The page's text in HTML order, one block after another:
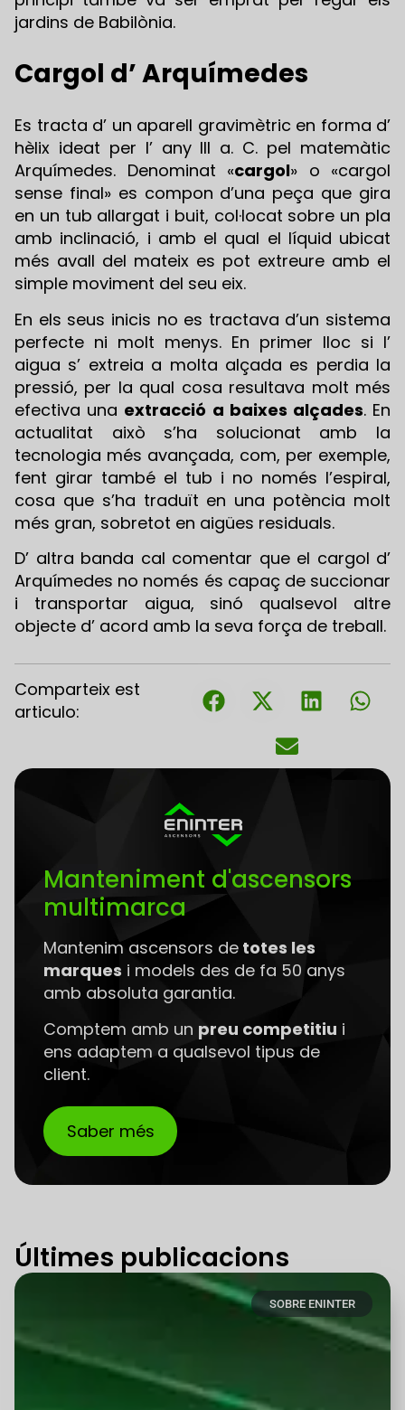
jardins de Babilònia.
Cargol d’ Arquímedes
Es tracta d’ un aparell gravimètric en forma d’
hèlix ideat per l’ any III a. C. pel matemàtic
Arquímedes. Denominat «cargol» o «cargol
sense final» es compon d’una peça que gira
en un tub allargat i buit, col·locat sobre un pla
amb inclinació, i amb el qual el líquid ubicat
més avall del mateix es pot extreure amb el
simple moviment del seu eix.
En els seus inicis no es tractava d’un sistema
perfecte ni molt menys. En primer lloc si l’
aigua s’ extreia a molta alçada es perdia la
pressió, per la qual cosa resultava molt més
efectiva una extracció a baixes alçades. En
actualitat això s’ha solucionat amb la
tecnologia més avançada, com, per exemple,
fent girar també el tub i no només l’espiral,
cosa que s’ha traduït en una potència molt
més gran, sobretot en aigües residuals.
D’ altra banda cal comentar que el cargol d’
Arquímedes no només és capaç de succionar
i transportar aigua, sinó qualsevol altre
objecte d’ acord amb la seva força de treball.
Comparteix est
articulo:
Manteniment d'ascensors
multimarca
Mantenim ascensors de totes les
marques i models des de fa 50 anys
amb absoluta garantia.
Comptem amb un preu competitiu i
ens adaptem a qualsevol tipus de
client.
Saber més
Últimes publicacions
SOBRE ENINTER